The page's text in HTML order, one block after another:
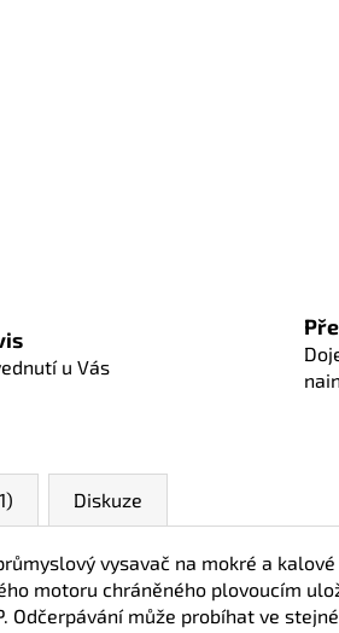
u Vás
Diskuze
vysavač na mokré a
motoru chráněného plovoucím
Odčerpávání může probíhat ve